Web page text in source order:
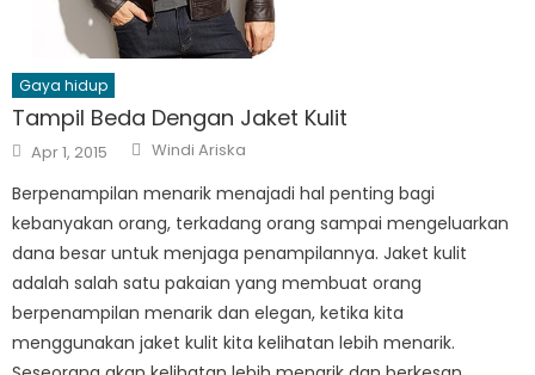
Gaya hidup
Tampil Beda Dengan Jaket Kulit
Posted
on
Apr 1, 2015 Author
Windi Ariska
Berpenampilan menarik menajadi hal penting bagi
kebanyakan orang, terkadang orang sampai mengeluarkan
dana besar untuk menjaga penampilannya. Jaket kulit
adalah salah satu pakaian yang membuat orang
berpenampilan menarik dan elegan, ketika kita
menggunakan jaket kulit kita kelihatan lebih menarik.